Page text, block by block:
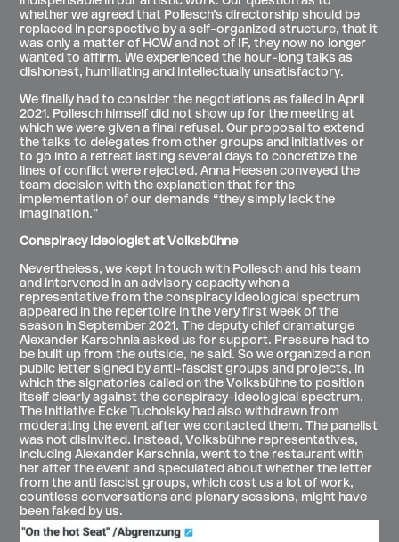
whether we agreed that Pollesch’s directorship should be
replaced in perspective by a self-organized structure, that it
was only a matter of HOW and not of IF, they now no longer
wanted to affirm. We experienced the hour-long talks as
dishonest, humiliating and intellectually unsatisfactory.
We finally had to consider the negotiations as failed in April
2021. Pollesch himself did not show up for the meeting at
which we were given a final refusal. Our proposal to extend
the talks to delegates from other groups and initiatives or
to go into a retreat lasting several days to concretize the
lines of conflict were rejected. Anna Heesen conveyed the
team decision with the explanation that for the
implementation of our demands “they simply lack the
imagination.”
Conspiracy ideologist at Volksbühne
Nevertheless, we kept in touch with Pollesch and his team
and intervened in an advisory capacity when a
representative from the conspiracy ideological spectrum
appeared in the repertoire in the very first week of the
season in September 2021. The deputy chief dramaturge
Alexander Karschnia asked us for support. Pressure had to
be built up from the outside, he said. So we organized a non
public letter signed by anti-fascist groups and projects, in
which the signatories called on the Volksbühne to position
itself clearly against the conspiracy-ideological spectrum.
The Initiative Ecke Tucholsky had also withdrawn from
moderating the event after we contacted them. The panelist
was not disinvited. Instead, Volksbühne representatives,
including Alexander Karschnia, went to the restaurant with
her after the event and speculated about whether the letter
from the anti fascist groups, which cost us a lot of work,
countless conversations and plenary sessions, might have
been faked by us.